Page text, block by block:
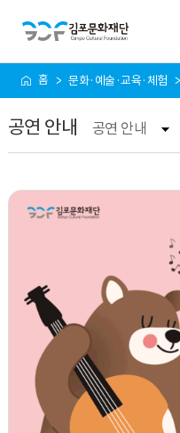
사
이
맵
홈 문화·예술·교육·체험
공연 안내 공연 안내